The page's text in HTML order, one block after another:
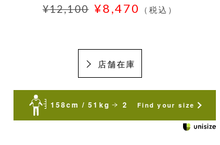
¥12,100 ¥8,470 （税込）
店舗在庫
158cm / 51kg 2 Find your size